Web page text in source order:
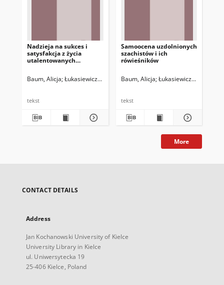
Nadzieja na sukces i
satysfakcja z życia
utalentowanych
Baum, Alicja Łukasiewicz-Wieleba, Joanna Matyjas, Bożena. Red.
tekst
Samoocena uzdolnionych
szachistów i ich
rówieśników
Baum, Alicja Łukasiewicz-Wieleba,
tekst
More
CONTACT DETAILS
Address
Jan Kochanowski University of Kielce
University Library in Kielce
ul. Uniwersytecka 19
25-406 Kielce, Poland